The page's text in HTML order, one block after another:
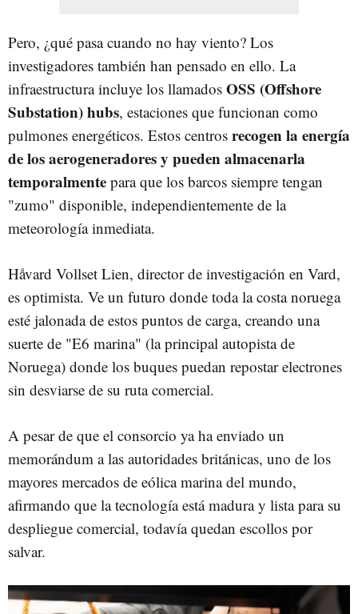
Pero, ¿qué pasa cuando no hay viento? Los
investigadores también han pensado en ello. La
infraestructura incluye los llamados OSS (Offshore
Substation) hubs, estaciones que funcionan como
pulmones energéticos. Estos centros recogen la energía
de los aerogeneradores y pueden almacenarla
temporalmente para que los barcos siempre tengan
"zumo" disponible, independientemente de la
meteorología inmediata.
Håvard Vollset Lien, director de investigación en Vard,
es optimista. Ve un futuro donde toda la costa noruega
esté jalonada de estos puntos de carga, creando una
suerte de "E6 marina" (la principal autopista de
Noruega) donde los buques puedan repostar electrones
sin desviarse de su ruta comercial.
A pesar de que el consorcio ya ha enviado un
memorándum a las autoridades británicas, uno de los
mayores mercados de eólica marina del mundo,
afirmando que la tecnología está madura y lista para su
despliegue comercial, todavía quedan escollos por
salvar.